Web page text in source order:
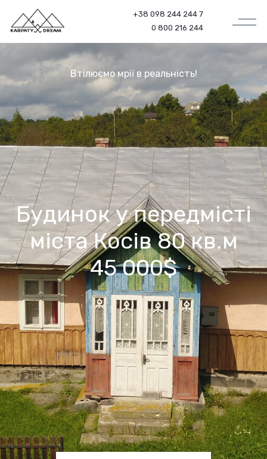
0 800 216 244
+38 098 244 244 7
Втілюємо мрії в реальність!
Будинок у передмісті
міста Косів 80 кв.м
45 000$